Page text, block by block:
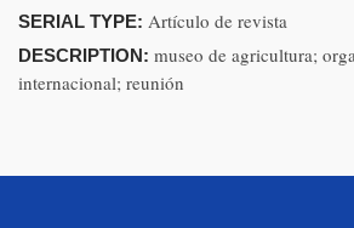
SERIAL TYPE: Artículo de revista
DESCRIPTION: museo de agricultura;
internacional; reunión